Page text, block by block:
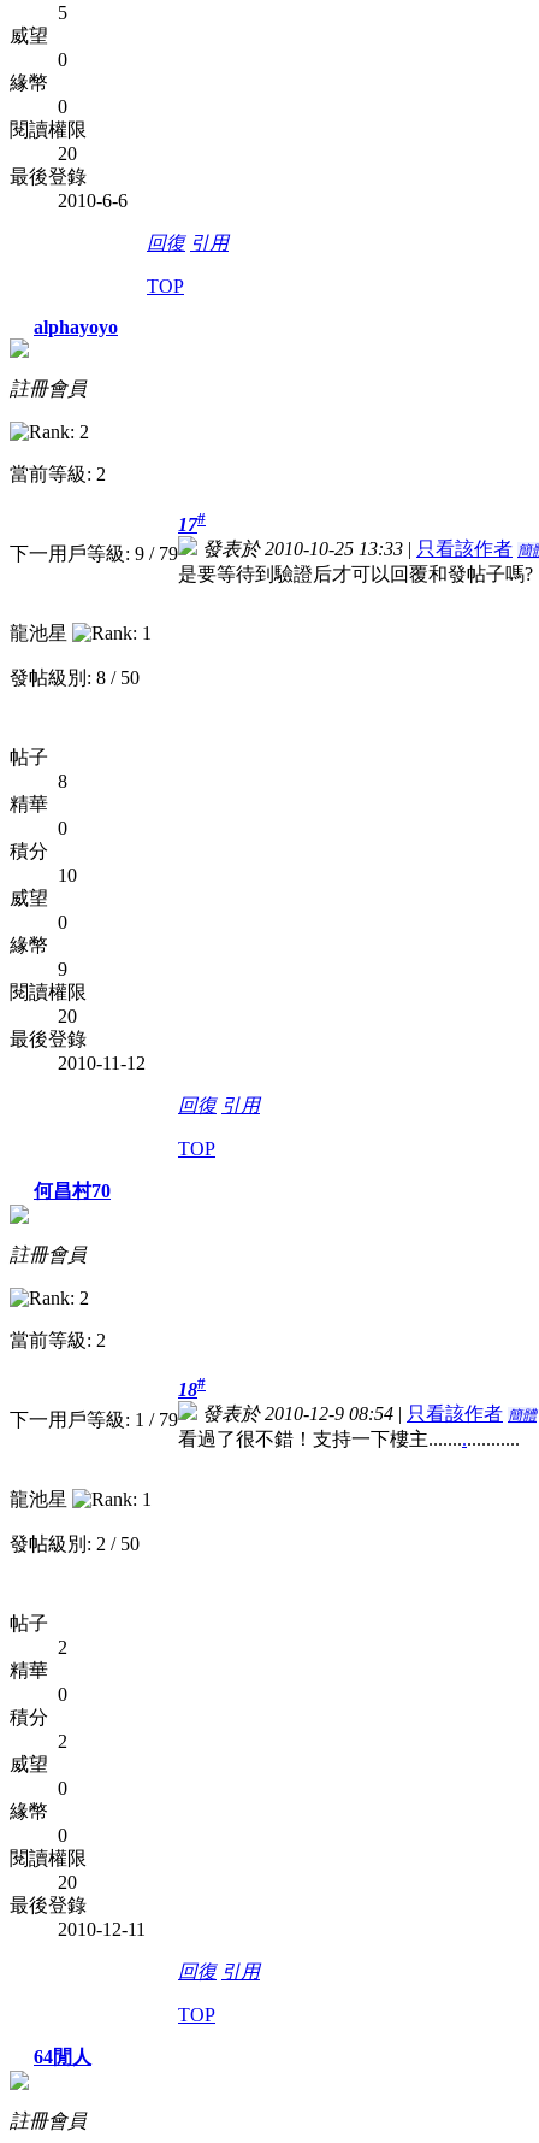
5
威望
0
緣幣
0
閱讀權限
20
最後登錄
2010-6-6
回復 引用
TOP
alphayoyo
註冊會員
當前等級: 2
下一用戶等級: 9 / 79
龍池星
發帖級別: 8 / 50
帖子
8
精華
0
積分
10
威望
0
緣幣
9
閱讀權限
20
最後登錄
2010-11-12
17#
發表於 2010-10-25 13:33 | 只看該作者 簡
是要等待到驗證后才可以回覆和發帖子嗎?
回復 引用
TOP
何昌村70
註冊會員
當前等級: 2
下一用戶等級: 1 / 79
龍池星
發帖級別: 2 / 50
帖子
2
精華
0
積分
2
威望
0
緣幣
0
閱讀權限
20
最後登錄
2010-12-11
18#
發表於 2010-12-9 08:54 | 只看該作者 簡體
看過了很不錯！支持一下樓主...................
回復 引用
TOP
64閒人
註冊會員